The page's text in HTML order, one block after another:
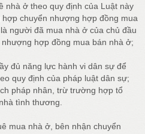
nhà ở theo quy định của Luật này
chuyển nhượng hợp đồng mua
người đã mua nhà ở của chủ đầu
hợp đồng mua bán nhà ở;
đủ năng lực hành vi dân sự để
quy định của pháp luật dân sự;
pháp nhân, trừ trường hợp tổ
tình thương.
mua nhà ở, bên nhận chuyển